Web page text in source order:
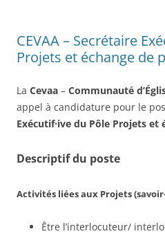
CEVAA – Secrétaire
Projets et échange de
La Cevaa – Communauté
appel à candidature pour le
Exécutif·ive du Pôle Projets et
Descriptif du poste
Activités liées aux Projets
Être l’interlocuteur/